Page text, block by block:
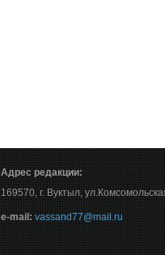
Адрес редакции:
169570, г. Вуктыл,
е-mail: vassand77@mail.ru